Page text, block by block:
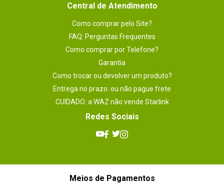
Central de Atendimento
Como comprar pelo Site?
FAQ: Perguntas Frequentes
Como comprar por Telefone?
Garantia
Como trocar ou devolver um produto?
Entrega no prazo: ou não pague frete
CUIDADO: a WAZ não vende Starlink
Redes Sociais
Meios de Pagamentos